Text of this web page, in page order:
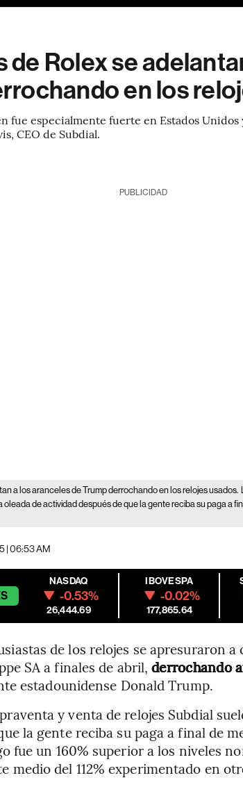
de Rolex se
en los
fue especialmente fuerte en Estados
CEO de Subdial.
PUBLICIDAD
a los aranceles de Trump derrochando en los relojes usados.
de actividad después de que la gente reciba su paga a
| 06:53 AM
NASDAQ
-0.53%
26,444.69
IBOVESPA
-0.02%
177,865.64
de los relojes se apresuraron a
SA a finales de abril,derrochando
estadounidense Donald Trump.
y venta de relojes Subdial
la gente reciba su paga a final de
fue un 160% superior a los niveles
medio del 112% experimentado en